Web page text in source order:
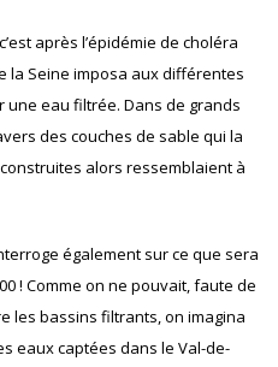
après l’épidémie de choléra
la Seine imposa aux différentes
une eau filtrée. Dans de grands
des couches de sable qui la
alors ressemblaient à
également sur ce que sera
! Comme on ne pouvait, faute de
les bassins filtrants, on imagina
eaux captées dans le Val-de-